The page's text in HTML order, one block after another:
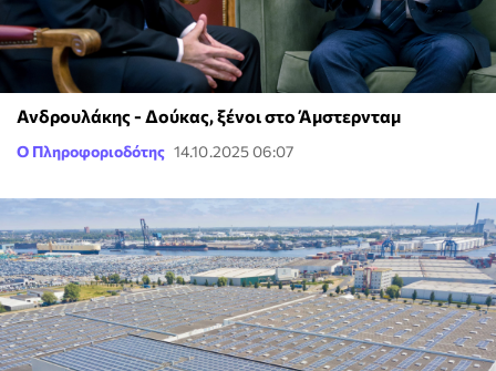
Ανδρουλάκης - Δούκας, ξένοι στο Άμστερνταμ
Ο Πληροφοριοδότης 14.10.2025 06:07